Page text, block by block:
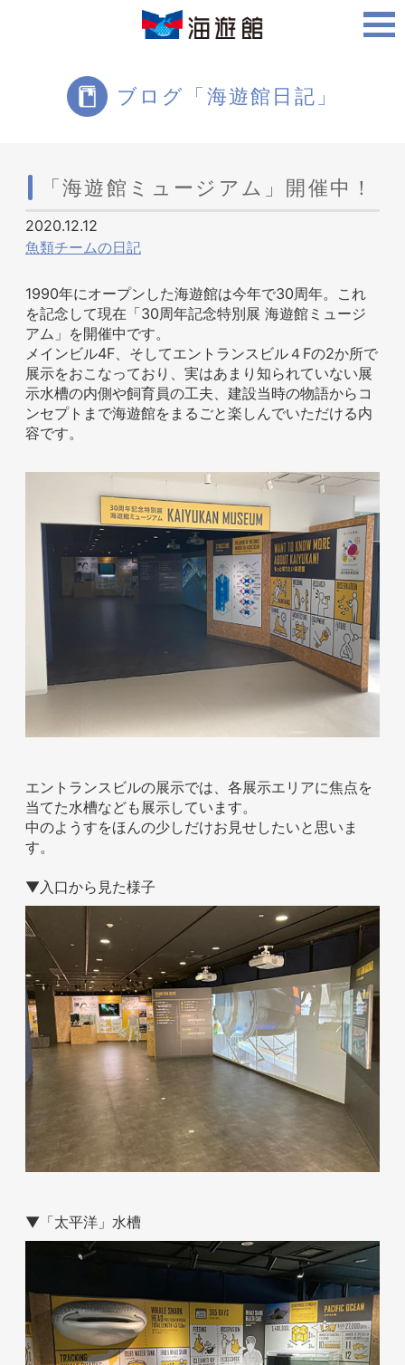
ブログ「海遊館日記」
「海遊館ミュージアム」開催中！
2020.12.12
魚類チームの日記
1990年にオープンした海遊館は今年で30周年。これ
を記念して現在「30周年記念特別展 海遊館ミュージ
アム」を開催中です。
メインビル4F、そしてエントランスビル４Fの2か所で
展示をおこなっており、実はあまり知られていない展
示水槽の内側や飼育員の工夫、建設当時の物語からコ
ンセプトまで海遊館をまるごと楽しんでいただける内
容です。
エントランスビルの展示では、各展示エリアに焦点を
当てた水槽なども展示しています。
中のようすをほんの少しだけお見せしたいと思いま
す。
▼入口から見た様子
▼「太平洋」水槽
生きものを知る
周辺スポット
ホテル事業者様